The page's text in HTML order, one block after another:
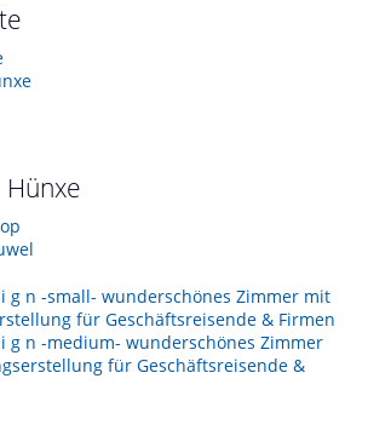
Hünxe
g n -small- wunderschönes Zimmer mit
für Geschäftsreisende & Firmen
g n -medium- wunderschönes Zimmer
für Geschäftsreisende &